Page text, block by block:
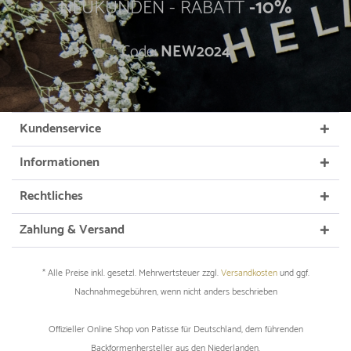
NEUKUNDEN - RABATT-10%
Code:NEW2024
Kundenservice
Informationen
Rechtliches
Zahlung & Versand
* Alle Preise inkl. gesetzl. Mehrwertsteuer zzgl.Versandkostenund ggf.
Nachnahmegebühren, wenn nicht anders beschrieben
Offizieller Online Shop von Patisse für Deutschland, dem führenden